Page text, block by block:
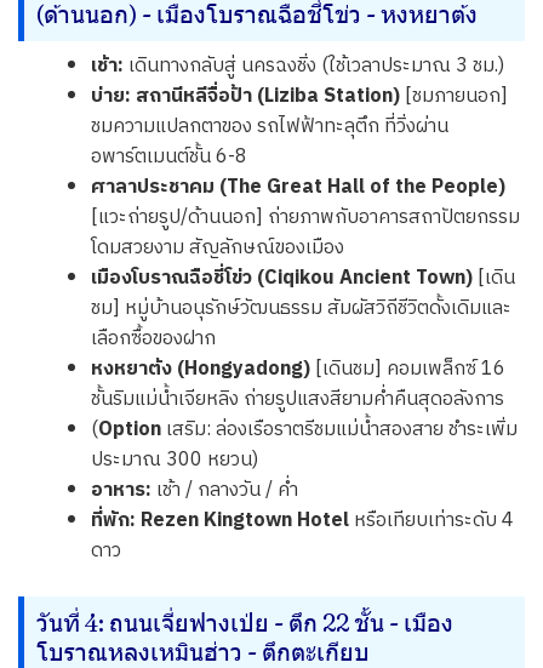
(ด้านนอก) - เมืองโบราณฉือชี่โข่ว - หงหยาต้ง
เช้า: เดินทางกลับสู่ นครฉงชิ่ง (ใช้เวลาประมาณ 3 ชม.)
บ่าย: สถานีหลีจื่อป้า (Liziba Station)[ชมภายนอก]
ชมความแปลกตาของ รถไฟฟ้าทะลุตึก ที่วิ่งผ่าน
อพาร์ตเมนต์ชั้น 6-8
ศาลาประชาคม (The Great Hall of the People)
[แวะถ่ายรูป/ด้านนอก] ถ่ายภาพกับอาคารสถาปัตยกรรม
โดมสวยงาม สัญลักษณ์ของเมือง
เมืองโบราณฉือชี่โข่ว (Ciqikou Ancient Town)[เดิน
ชม] หมู่บ้านอนุรักษ์วัฒนธรรม สัมผัสวิถีชีวิตดั้งเดิมและ
เลือกซื้อของฝาก
หงหยาต้ง (Hongyadong)[เดินชม] คอมเพล็กซ์ 16
ชั้นริมแม่น้ำเจียหลิง ถ่ายรูปแสงสียามค่ำคืนสุดอลังการ
(Optionเสริม: ล่องเรือราตรีชมแม่น้ำสองสาย ชำระเพิ่ม
ประมาณ 300 หยวน)
อาหาร: เช้า / กลางวัน / ค่ำ
ที่พัก: Rezen Kingtown Hotelหรือเทียบเท่าระดับ 4
ดาว
วันที่ 4: ถนนเจี่ยฟางเป่ย - ตึก 22 ชั้น - เมือง
โบราณหลงเหมินฮ่าว - ตึกตะเกียบ